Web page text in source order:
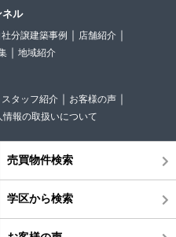
ル
社分譲建築事例
店舗紹介
地域紹介
スタッフ紹介
お客様の声
情報の取扱いについて
売買物件検索
学区から検索